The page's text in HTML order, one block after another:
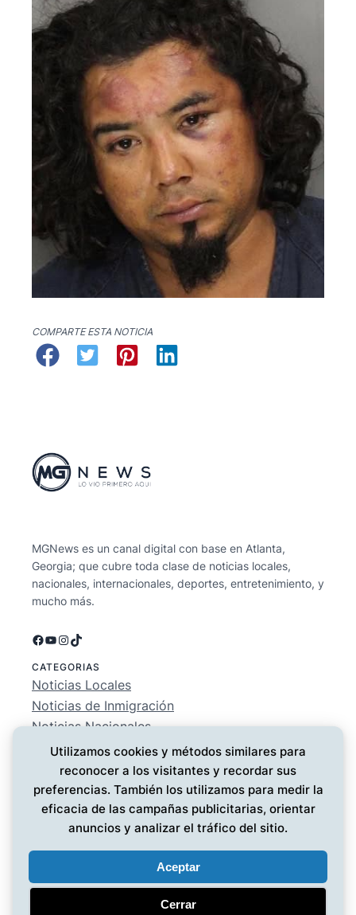
COMPARTE ESTA NOTICIA
MGNews es un canal digital con base en Atlanta,
Georgia; que cubre toda clase de noticias locales,
nacionales, internacionales, deportes, entretenimiento, y
mucho más.
Facebook
YouTube
Instagram
TikTok
CATEGORIAS
Noticias Locales
Noticias de Inmigración
Noticias Nacionales
Deportes
Entretenimiento
EMPRESA
Conócenos
Política de Privacidad
Utilizamos cookies y métodos similares para
reconocer a los visitantes y recordar sus
preferencias. También los utilizamos para medir la
eficacia de las campañas publicitarias, orientar
anuncios y analizar el tráfico del sitio.
Aceptar
Cerrar